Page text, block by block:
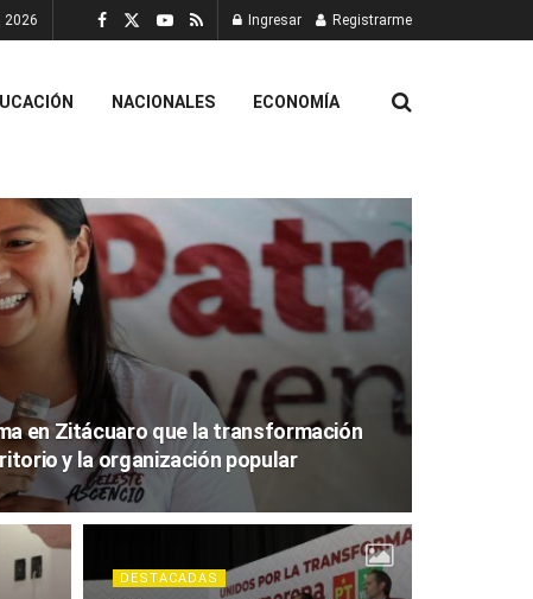
2026 Ingresar Registrarme
NACIONALES ECONOMÍA
en Zitácuaro que la transformación
y la organización popular
DESTACADAS